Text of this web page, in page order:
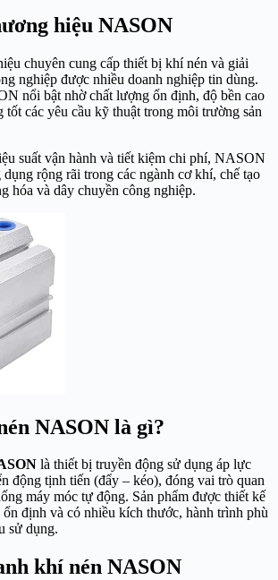
hiệu NASON
chuyên cung cấp thiết bị khí nén và giải
nghiệp được nhiều doanh nghiệp tin dùng.
nổi bật nhờ chất lượng ổn định, độ bền cao
tốt các yêu cầu kỹ thuật trong môi trường sản
suất vận hành và tiết kiệm chi phí, NASON
rộng rãi trong các ngành cơ khí, chế tạo
hóa và dây chuyền công nghiệp.
NASON là gì?
là thiết bị truyền động sử dụng áp lực
động tịnh tiến (đẩy – kéo), đóng vai trò quan
máy móc tự động. Sản phẩm được thiết kế
ổn định và có nhiều kích thước, hành trình phù
sử dụng.
khí nén NASON